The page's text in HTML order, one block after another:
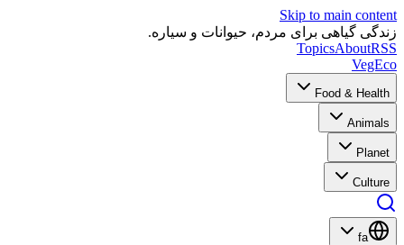
Skip to main content
زندگی گیاهی برای مردم، حیوانات و سیاره.
TopicsAboutRSS
VegEco
Food & Health
Animals
Planet
Culture
fa